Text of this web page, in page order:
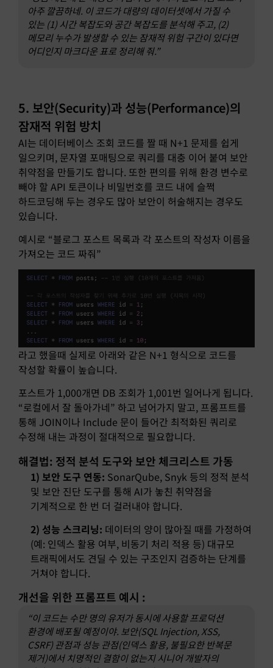
아주 깔끔하네. 이 코드가 대량의 데이터셋에서 가질 수
있는 (1) 시간 복잡도와 공간 복잡도를 분석해 주고, (2)
메모리 누수가 발생할 수 있는 잠재적 위험 구간이 있다면
어디인지 마크다운 표로 정리해 줘.”
5. 보안(Security)과 성능(Performance)의
잠재적 위험 방치
AI는 데이터베이스 조회 코드를 짤 때 N+1 문제를 쉽게
일으키며, 문자열 포매팅으로 쿼리를 대충 이어 붙여 보안
취약점을 만들기도 합니다. 또한 편의를 위해 환경 변수로
빼야 할 API 토큰이나 비밀번호를 코드 내에 슬쩍
하드코딩해 두는 경우도 많아 보안이 허술해지는 경우도
있습니다.
예시로 “블로그 포스트 목록과 각 포스트의 작성자 이름을
가져오는 코드 짜줘”
라고 했을때 실제로 아래와 같은 N+1 형식으로 코드를
작성할 확률이 높습니다.
포스트가 1,000개면 DB 조회가 1,001번 일어나게 됩니다.
“로컬에서 잘 돌아가네” 하고 넘어가지 말고, 프롬프트를
통해 JOIN이나 Include 문이 들어간 최적화된 쿼리로
수정해 내는 과정이 절대적으로 필요합니다.
해결법: 정적 분석 도구와 보안 체크리스트 가동
1) 보안 도구 연동: SonarQube, Snyk 등의 정적 분석
및 보안 진단 도구를 통해 AI가 놓친 취약점을
기계적으로 한 번 더 걸러내야 합니다.
2) 성능 스크리닝: 데이터의 양이 많아질 때를 가정하여
(예: 인덱스 활용 여부, 비동기 처리 적용 등) 대규모
트래픽에서도 견딜 수 있는 구조인지 검증하는 단계를
거쳐야 합니다.
개선을 위한 프롬프트 예시 :
“이 코드는 수만 명의 유저가 동시에 사용할 프로덕션
환경에 배포될 예정이야. 보안(SQL Injection, XSS,
CSRF) 관점과 성능 관점(인덱스 활용, 불필요한 반복문
제거)에서 치명적인 결함이 없는지 시니어 개발자의